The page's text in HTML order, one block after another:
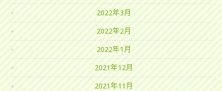
2022年3月
2022年2月
2022年1月
2021年12月
2021年11月